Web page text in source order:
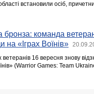
встановили осіб,
бронза: команда
на «Іграх Воїнів»
ветеранів 16 вересня знову
(Warrior Games: Team